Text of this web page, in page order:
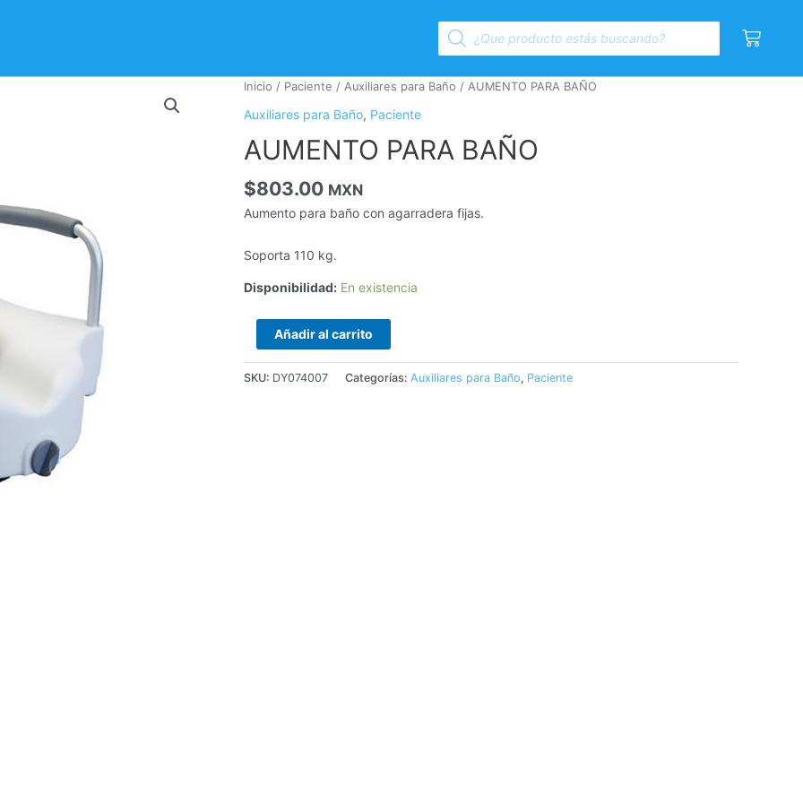
Products
search
Cart
Inicio / Paciente / Auxiliares para Baño / AUMENTO PARA BAÑO
Auxiliares para Baño, Paciente
AUMENTO PARA BAÑO
$803.00 MXN
Aumento para baño con agarradera fijas.
Soporta 110 kg.
Disponibilidad: En existencia
AUMENTO
cantidad
Añadir al carrito
SKU: DY074007 Categorías: Auxiliares para Baño, Paciente